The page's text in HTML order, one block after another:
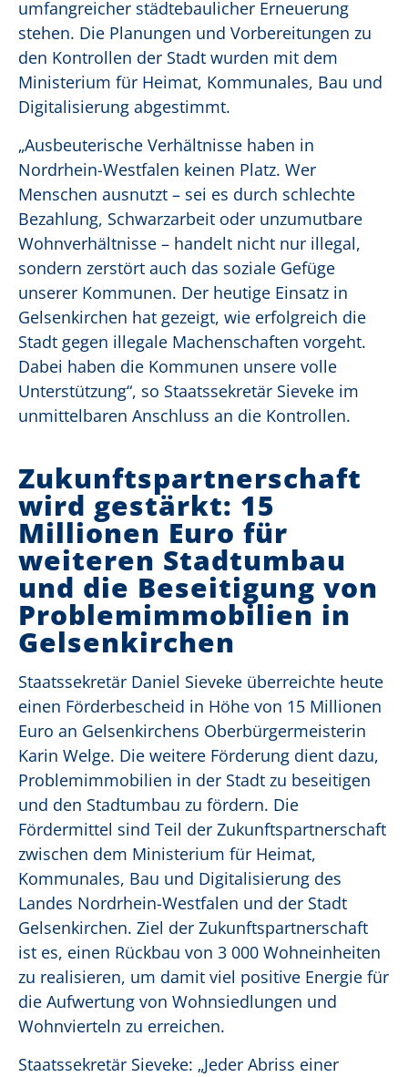
umfangreicher städtebaulicher Erneuerung
stehen. Die Planungen und Vorbereitungen zu
den Kontrollen der Stadt wurden mit dem
Ministerium für Heimat, Kommunales, Bau und
Digitalisierung abgestimmt.
„Ausbeuterische Verhältnisse haben in
Nordrhein-Westfalen keinen Platz. Wer
Menschen ausnutzt – sei es durch schlechte
Bezahlung, Schwarzarbeit oder unzumutbare
Wohnverhältnisse – handelt nicht nur illegal,
sondern zerstört auch das soziale Gefüge
unserer Kommunen. Der heutige Einsatz in
Gelsenkirchen hat gezeigt, wie erfolgreich die
Stadt gegen illegale Machenschaften vorgeht.
Dabei haben die Kommunen unsere volle
Unterstützung“, so Staatssekretär Sieveke im
unmittelbaren Anschluss an die Kontrollen.
Zukunftspartnerschaft
wird gestärkt: 15
Millionen Euro für
weiteren Stadtumbau
und die Beseitigung von
Problemimmobilien in
Gelsenkirchen
Staatssekretär Daniel Sieveke überreichte heute
einen Förderbescheid in Höhe von 15 Millionen
Euro an Gelsenkirchens Oberbürgermeisterin
Karin Welge. Die weitere Förderung dient dazu,
Problemimmobilien in der Stadt zu beseitigen
und den Stadtumbau zu fördern. Die
Fördermittel sind Teil der Zukunftspartnerschaft
zwischen dem Ministerium für Heimat,
Kommunales, Bau und Digitalisierung des
Landes Nordrhein-Westfalen und der Stadt
Gelsenkirchen. Ziel der Zukunftspartnerschaft
ist es, einen Rückbau von 3 000 Wohneinheiten
zu realisieren, um damit viel positive Energie für
die Aufwertung von Wohnsiedlungen und
Wohnvierteln zu erreichen.
Staatssekretär Sieveke: „Jeder Abriss einer